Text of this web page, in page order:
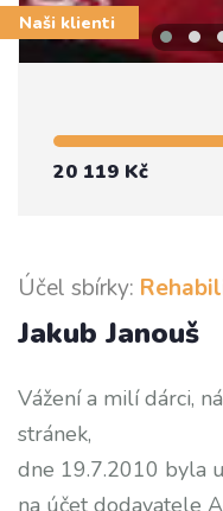
Naši klienti
20 119 Kč
Účel sbírky:
Jakub Janouš
Vážení a milí dárci,
stránek,
dne 19.7.2010 byla
na účet dodavatele